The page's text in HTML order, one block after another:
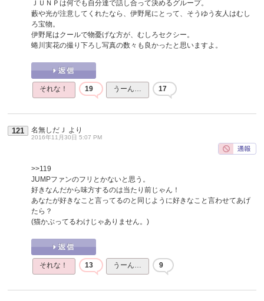
ＪＵＮＰは何でも自分達で話し合って決めるグループ。
藪や光が注意してくれたなら、伊野尾にとって、そうゆう友人はむし
ろ宝物。
伊野尾はクールで物憂げな方が、むしろセクシー。
蜷川実花の撮り下ろし写真の数々も良かったと思いますよ。
それな！ 19 うーん… 17
121 名無しだＪ より
2016年11月30日 5:07 PM
>>119
JUMPファンのフリとかないと思う。
好きなんだから味方するのは当たり前じゃん！
あなたが好きなこと言ってるのと同じように好きなこと言わせてあげ
たら？
(猫かぶってるわけじゃありません。)
それな！ 13 うーん… 9